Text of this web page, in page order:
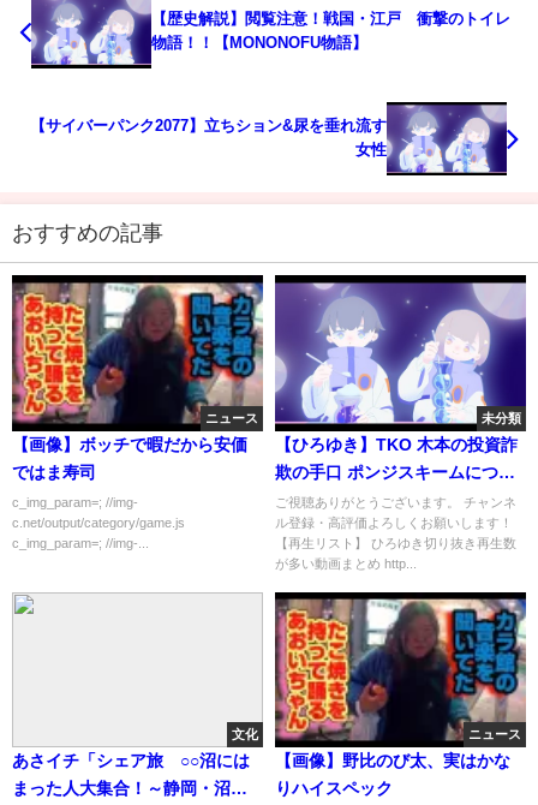
【歴史解説】閲覧注意！戦国・江戸 衝撃のトイレ
物語！！【MONONOFU物語】
【サイバーパンク2077】立ちション&尿を垂れ流す
女性
おすすめの記事
ニュース
【画像】ボッチで暇だから安価
ではま寿司
c_img_param=; //img-
c.net/output/category/game.js
c_img_param=; //img-...
未分類
【ひろゆき】TKO 木本の投資詐
欺の手口 ポンジスキームについ
て語るひろゆき【切り抜き/論破/
ひろゆき切り抜き/ひろゆきの部
屋 hiroyuki kirinuki 仮想通貨
ご視聴ありがとうございます。 チャンネ
ル登録・高評価よろしくお願いします！
【再生リスト】 ひろゆき切り抜き再生数
が多い動画まとめ http...
文化
あさイチ「シェア旅 ○○沼には
まった人大集合！～静岡・沼津
ニュース
【画像】野比のび太、実はかな
りハイスペック